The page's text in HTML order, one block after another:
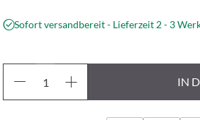
Sofort versandbereit - Lieferzeit 2 - 3
IN